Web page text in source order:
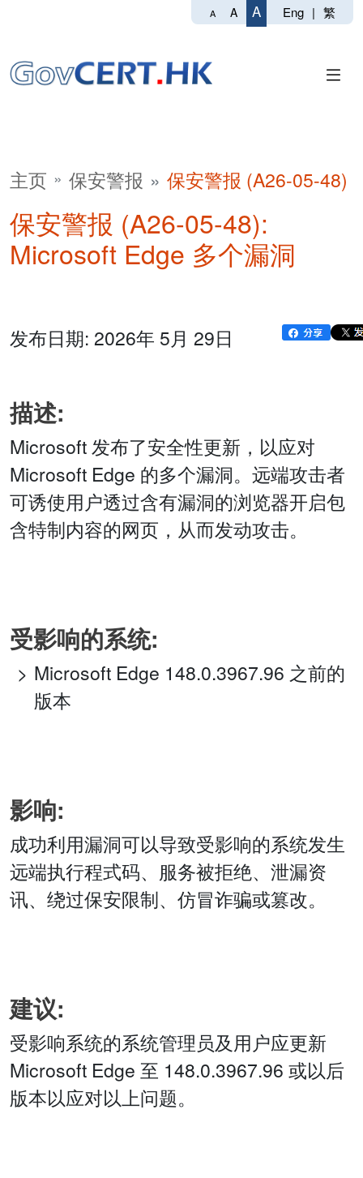
A A A Eng | 繁
主页 保安警报 保安警报 (A26-05-48)
保安警报 (A26-05-48):
Microsoft Edge 多个漏洞
发布日期: 2026年 5月 29日
描述:
Microsoft 发布了安全性更新，以应对
Microsoft Edge 的多个漏洞。远端攻击者
可诱使用户透过含有漏洞的浏览器开启包
含特制内容的网页，从而发动攻击。
受影响的系统:
Microsoft Edge 148.0.3967.96 之前的
版本
影响:
成功利用漏洞可以导致受影响的系统发生
远端执行程式码、服务被拒绝、泄漏资
讯、绕过保安限制、仿冒诈骗或篡改。
建议:
受影响系统的系统管理员及用户应更新
Microsoft Edge 至 148.0.3967.96 或以后
版本以应对以上问题。